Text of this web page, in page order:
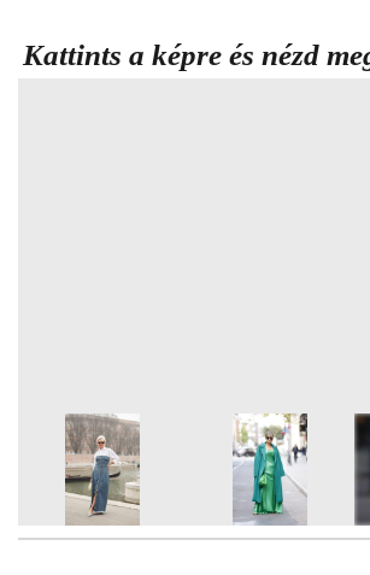
Kattints a képre és nézd